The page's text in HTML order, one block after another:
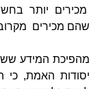
מכירים יותר
שהם מכירים
מהפיכת המידע
יסודות האמת,